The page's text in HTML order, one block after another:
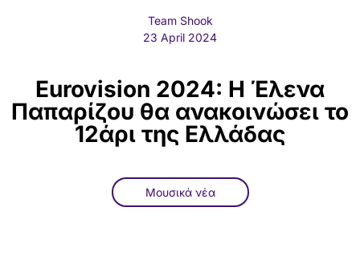
Team Shook
23 April 2024
Eurovision 2024: Η Έλενα
Παπαρίζου θα ανακοινώσει το
12άρι της Ελλάδας
Μουσικά νέα